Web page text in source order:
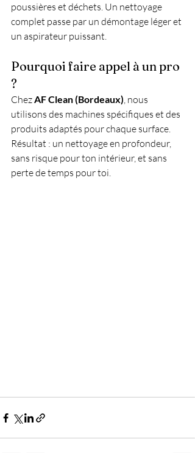
poussières et déchets. Un nettoyage
complet passe par un démontage léger et
un aspirateur puissant.
Pourquoi faire appel à un pro
?
Chez AF Clean (Bordeaux), nous
utilisons des machines spécifiques et des
produits adaptés pour chaque surface.
Résultat : un nettoyage en profondeur,
sans risque pour ton intérieur, et sans
perte de temps pour toi.